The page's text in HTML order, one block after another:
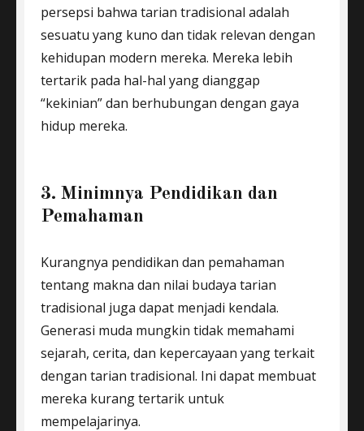
persepsi bahwa tarian tradisional adalah
sesuatu yang kuno dan tidak relevan dengan
kehidupan modern mereka. Mereka lebih
tertarik pada hal-hal yang dianggap
“kekinian” dan berhubungan dengan gaya
hidup mereka.
3. Minimnya Pendidikan dan
Pemahaman
Kurangnya pendidikan dan pemahaman
tentang makna dan nilai budaya tarian
tradisional juga dapat menjadi kendala.
Generasi muda mungkin tidak memahami
sejarah, cerita, dan kepercayaan yang terkait
dengan tarian tradisional. Ini dapat membuat
mereka kurang tertarik untuk
mempelajarinya.